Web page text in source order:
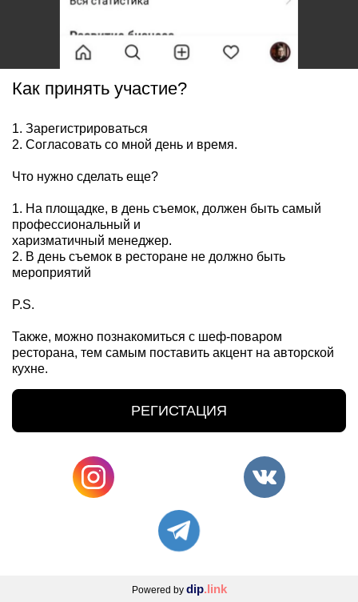
Как принять участие?
1. Зарегистрироваться
2. Согласовать со мной день и время.
Что нужно сделать еще?
1. На площадке, в день съемок, должен быть самый
профессиональный и
харизматичный менеджер.
2. В день съемок в ресторане не должно быть
мероприятий
P.S.
Также, можно познакомиться с шеф-поваром
ресторана, тем самым поставить акцент на авторской
кухне.
РЕГИСТАЦИЯ
Powered by dip.link